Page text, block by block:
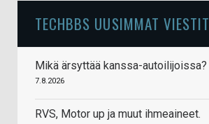
TECHBBS UUSIMMAT VIESTIT
Mikä ärsyttää kanssa-autoilijoissa?
7.8.2026
RVS, Motor up ja muut ihmeaineet.